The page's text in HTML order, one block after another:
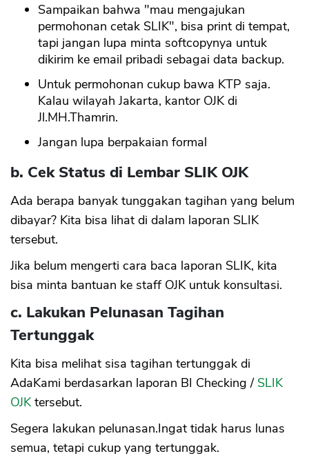
Sampaikan bahwa "mau mengajukan
permohonan cetak SLIK", bisa print di tempat,
tapi jangan lupa minta softcopynya untuk
dikirim ke email pribadi sebagai data backup.
Untuk permohonan cukup bawa KTP saja.
Kalau wilayah Jakarta, kantor OJK di
Jl.MH.Thamrin.
Jangan lupa berpakaian formal
b. Cek Status di Lembar SLIK OJK
Ada berapa banyak tunggakan tagihan yang belum
dibayar? Kita bisa lihat di dalam laporan SLIK
tersebut.
Jika belum mengerti cara baca laporan SLIK, kita
bisa minta bantuan ke staff OJK untuk konsultasi.
c. Lakukan Pelunasan Tagihan
Tertunggak
Kita bisa melihat sisa tagihan tertunggak di
AdaKami berdasarkan laporan BI Checking / SLIK
OJKtersebut.
Segera lakukan pelunasan.Ingat tidak harus lunas
semua, tetapi cukup yang tertunggak.